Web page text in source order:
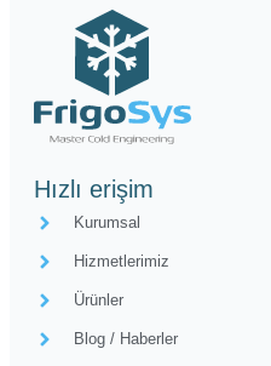
Hızlı erişim
Kurumsal
Hizmetlerimiz
Ürünler
Blog / Haberler